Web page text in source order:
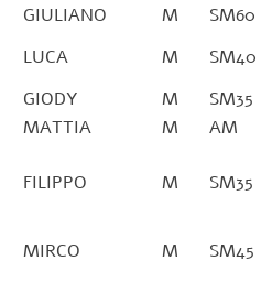
GIULIANO M
SM60
LUCA M
SM40
GIODY M
SM35
MATTIA M AM
FILIPPO M SM35
MIRCO M SM45